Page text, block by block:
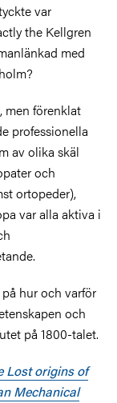
var
the Kellgren
med
men förenklat
professionella
av olika skäl
och
ortopeder),
var alla aktiva i
hur och varför
och
på 1800-talet.
Lost origins of
Mechanical